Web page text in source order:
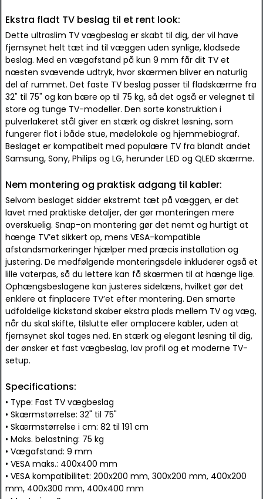
Ekstra fladt TV beslag til et rent look:
Dette ultraslim TV vægbeslag er skabt til dig, der vil have
fjernsynet helt tæt ind til væggen uden synlige, klodsede
beslag. Med en vægafstand på kun 9 mm får dit TV et
næsten svævende udtryk, hvor skærmen bliver en naturlig
del af rummet. Det faste TV beslag passer til fladskærme fra
32" til 75" og kan bære op til 75 kg, så det også er velegnet til
store og tunge TV-modeller. Den sorte konstruktion i
pulverlakeret stål giver en stærk og diskret løsning, som
fungerer flot i både stue, mødelokale og hjemmebiograf.
Beslaget er kompatibelt med populære TV fra blandt andet
Samsung, Sony, Philips og LG, herunder LED og QLED skærme.
Nem montering og praktisk adgang til kabler:
Selvom beslaget sidder ekstremt tæt på væggen, er det
lavet med praktiske detaljer, der gør monteringen mere
overskuelig. Snap-on montering gør det nemt og hurtigt at
hænge TV’et sikkert op, mens VESA-kompatible
afstandsmarkeringer hjælper med præcis installation og
justering. De medfølgende monteringsdele inkluderer også et
lille vaterpas, så du lettere kan få skærmen til at hænge lige.
Ophængsbeslagene kan justeres sidelæns, hvilket gør det
enklere at finplacere TV’et efter montering. Den smarte
udfoldelige kickstand skaber ekstra plads mellem TV og væg,
når du skal skifte, tilslutte eller omplacere kabler, uden at
fjernsynet skal tages ned. En stærk og elegant løsning til dig,
der ønsker et fast vægbeslag, lav profil og et moderne TV-
setup.
Specifications:
• Type: Fast TV vægbeslag
• Skærmstørrelse: 32" til 75"
• Skærmstørrelse i cm: 82 til 191 cm
• Maks. belastning: 75 kg
• Vægafstand: 9 mm
• VESA maks.: 400x400 mm
• VESA kompatibilitet: 200x200 mm, 300x200 mm, 400x200
mm, 400x300 mm, 400x400 mm